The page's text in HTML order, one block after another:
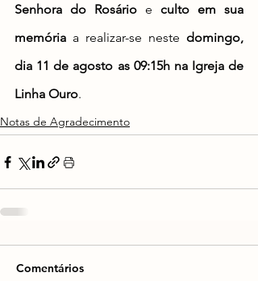
Senhora do Rosário e culto em sua
memória a realizar-se neste domingo,
dia 11 de agosto as 09:15h na Igreja de
Linha Ouro.
Notas de Agradecimento
Comentários